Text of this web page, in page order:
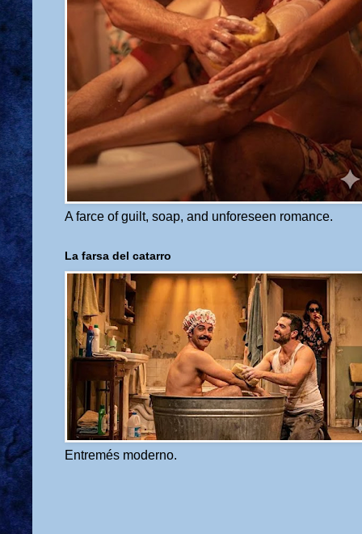
A farce of guilt, soap, and unforeseen romance.
La farsa del catarro
Entremés moderno.